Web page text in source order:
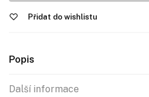
Přidat do wishlistu
Popis
Další informace